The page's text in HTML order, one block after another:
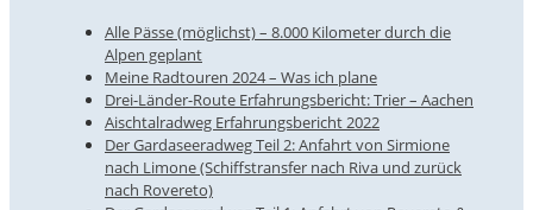
Alle Pässe (möglichst) – 8.000 Kilometer durch die
Alpen geplant
Meine Radtouren 2024 – Was ich plane
Drei-Länder-Route Erfahrungsbericht: Trier – Aachen
Aischtalradweg Erfahrungsbericht 2022
Der Gardaseeradweg Teil 2: Anfahrt von Sirmione
nach Limone (Schiffstransfer nach Riva und zurück
nach Rovereto)